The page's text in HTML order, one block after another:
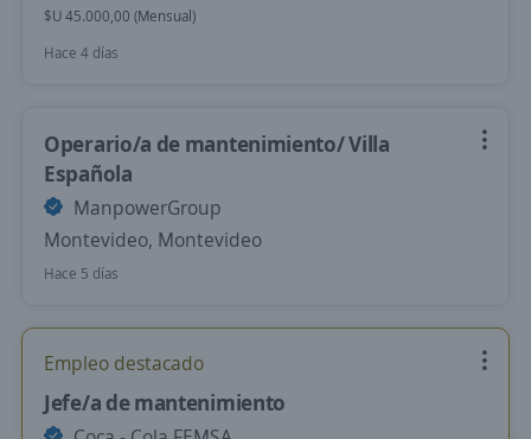
$U 45.000,00 (Mensual)
Hace 4 días
Operario/a de mantenimiento/ Villa
Española
ManpowerGroup
Montevideo, Montevideo
Hace 5 días
Empleo destacado
Jefe/a de mantenimiento